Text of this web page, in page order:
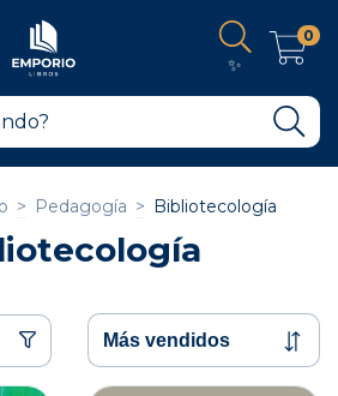
✨
0
> Pedagogía > Bibliotecología